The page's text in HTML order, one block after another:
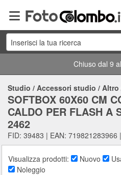
Inserisci la tua ricerca
Chiuso dal 9
Studio / Accessori studio / Altro
SOFTBOX 60X60 CM
CALDO PER FLASH A
2462
FID: 39483 | EAN: 719821283966 |
Visualizza prodotti: Nuovo
Noleggio